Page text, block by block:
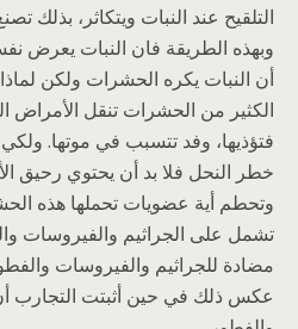
التلقيح عند النبات ويتكاثر، بذلك
وبهذه الطريقة فان النبات يعرض
أن النبات يكره الحشرات ولكن
الكثير من الحشرات تنقل الأمراض
فتؤذيها، وفد تتسبب في موتها.
خطر النحل فلا بد أن يحتوي رحيق
وتحطم أية عضويات تحملها هذه
تشمل على الجراثيم والفيروسات
مضادة للجراثيم والفيروسات
عكس ذلك في حين أثبتت التجارب